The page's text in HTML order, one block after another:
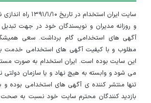
سایت ایران استخدام در
و روزانه مدیران و نویسندگان خود در جهت
آگهی های استخدامی گام برداشت. سعی همیشگی
مطلوب و با کیفیت آگهی های استخدامی خدمت
این سایت بوده است. ایران استخدام به صورت
می شود و وابسته به هیچ نهاد و یا سازمان دولتی
تنها منتشر کننده ی آگهی های استخدامی بوده و
بازدید کنندگان محترم سایت خود نسبت به صحت